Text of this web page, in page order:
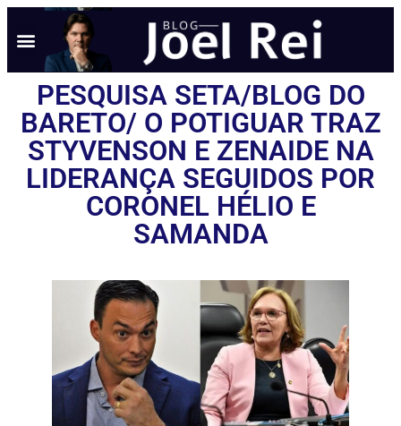
PESQUISA SETA/BLOG DO
BARETO/ O POTIGUAR TRAZ
STYVENSON E ZENAIDE NA
LIDERANÇA SEGUIDOS POR
CORONEL HÉLIO E
SAMANDA